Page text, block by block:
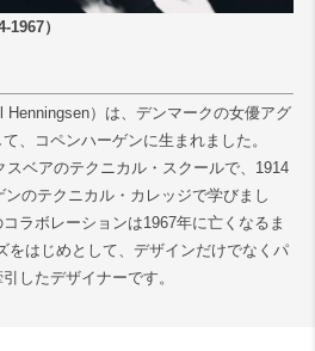
）
Henningsen）は、デンマークの女優アグ
、コペンハーゲンに生まれました。
スベアのテクニカル・スクールで、1914
のテクニカル・カレッジで学びまし
ラボレーションは1967年に亡くなるま
をはじめとして、デザインだけでなくパ
したデザイナーです。